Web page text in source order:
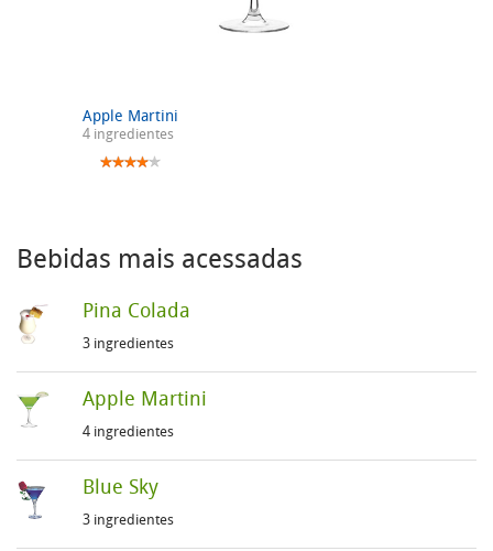
Apple Martini
4 ingredientes
Bebidas mais acessadas
Pina Colada
3 ingredientes
Apple Martini
4 ingredientes
Blue Sky
3 ingredientes